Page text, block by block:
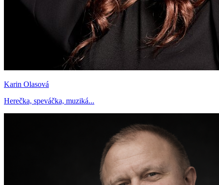
Karin Olasová
Herečka, speváčka, muziká...